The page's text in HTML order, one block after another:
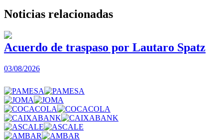
Noticias relacionadas
Acuerdo de traspaso por Lautaro Spatz
03/08/2026